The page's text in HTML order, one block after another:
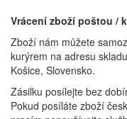
Vrácení zboží poštou /
Zboží nám můžete
kurýrem na adresu
Košice, Slovensko.
Zásilku posílejte bez
Pokud posíláte zboží